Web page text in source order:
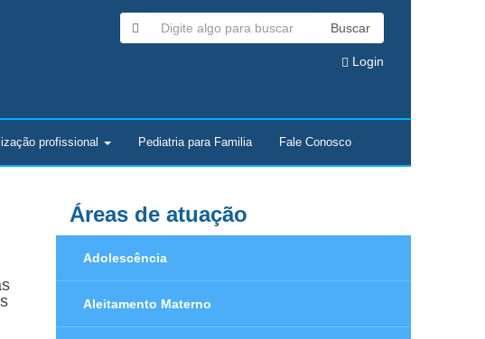
Buscar
Login
profissional Pediatria para Familia Fale Conosco
Áreas de atuação
Adolescência
Aleitamento Materno